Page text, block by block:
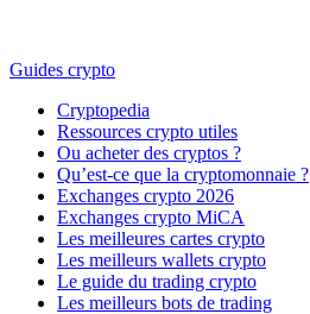
Guides crypto
Cryptopedia
Ressources crypto utiles
Ou acheter des cryptos ?
Qu’est-ce que la cryptomonnaie ?
Exchanges crypto 2026
Exchanges crypto MiCA
Les meilleures cartes crypto
Les meilleurs wallets crypto
Le guide du trading crypto
Les meilleurs bots de trading